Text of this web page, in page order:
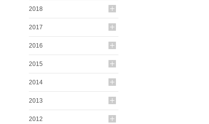
2018
2017
2016
2015
2014
2013
2012